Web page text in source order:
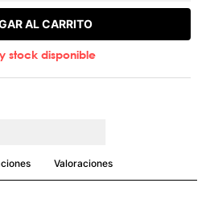
AL CARRITO
stock disponible
Valoraciones